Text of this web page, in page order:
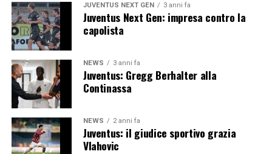
JUVENTUS NEXT GEN 3 anni fa
Juventus Next Gen: impresa contro la
capolista
NEWS 3 anni fa
Juventus: Gregg Berhalter alla
Continassa
NEWS 2 anni fa
Juventus: il giudice sportivo grazia
Vlahovic